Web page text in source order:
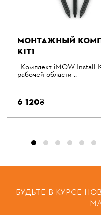
МОНТАЖНЫЙ
KIT1
Комплект iMOW Install
рабочей области ..
6 120₴
БУДЬТЕ В КУРСЕ